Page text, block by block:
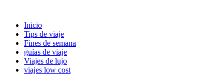
contenido
Inicio
Tips de viaje
Fines de semana
guías de viaje
Viajes de lujo
viajes low cost